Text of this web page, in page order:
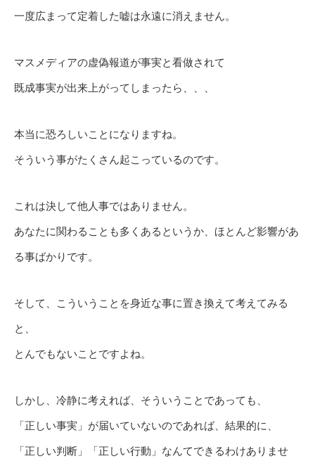
一度広まって定着した嘘は永遠に消えません。
マスメディアの虚偽報道が事実と看做されて
既成事実が出来上がってしまったら、、、
本当に恐ろしいことになりますね。
そういう事がたくさん起こっているのです。
これは決して他人事ではありません。
あなたに関わることも多くあるというか、ほとんど影響があ
る事ばかりです。
そして、こういうことを身近な事に置き換えて考えてみる
と、
とんでもないことですよね。
しかし、冷静に考えれば、そういうことであっても、
「正しい事実」が届いていないのであれば、結果的に、
「正しい判断」「正しい行動」なんてできるわけありませ